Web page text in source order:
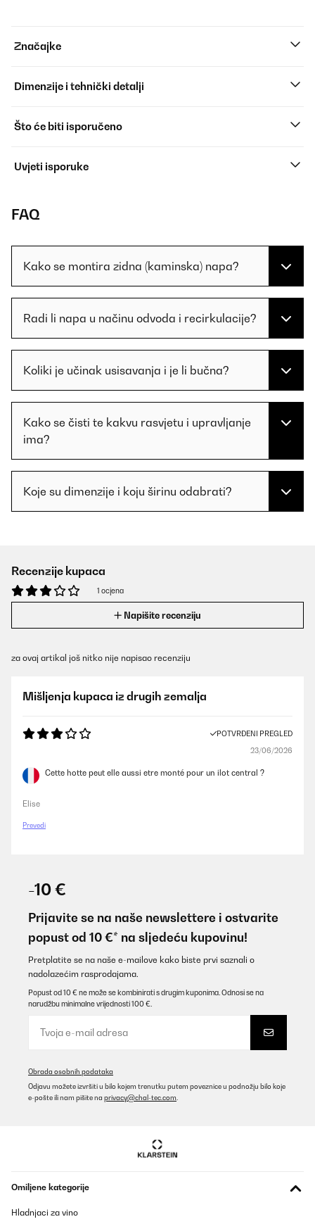
Značajke
Dimenzije i tehnički detalji
Što će biti isporučeno
Uvjeti isporuke
FAQ
Kako se montira zidna (kaminska) napa?
Radi li napa u načinu odvoda i recirkulacije?
Koliki je učinak usisavanja i je li bučna?
Kako se čisti te kakvu rasvjetu i upravljanje
ima?
Koje su dimenzije i koju širinu odabrati?
Recenzije kupaca
1 ocjena
Napišite recenziju
za ovaj artikal još nitko nije napisao recenziju
Mišljenja kupaca iz drugih zemalja
POTVRĐENI PREGLED
23/06/2026
Cette hotte peut elle aussi etre monté pour un ilot central ?
Elise
Prevedi
-10 €
Prijavite se na naše newslettere i ostvarite
popust od 10 €* na sljedeću kupovinu!
Pretplatite se na naše e-mailove kako biste prvi saznali o
nadolazećim rasprodajama.
Popust od 10 € ne može se kombinirati s drugim kuponima. Odnosi se na
narudžbu minimalne vrijednosti 100 €.
Obrada osobnih podataka
Odjavu možete izvršiti u bilo kojem trenutku putem poveznice u podnožju bilo koje
e-pošte ili nam pišite na privacy@chal-tec.com
Omiljene kategorije
Hladnjaci za vino